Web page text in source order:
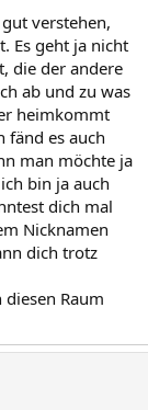
verstehen,
Es geht ja nicht
die der andere
ab und zu was
heimkommt
fänd es auch
man möchte ja
bin ja auch
dich mal
Nicknamen
dich trotz
Raum